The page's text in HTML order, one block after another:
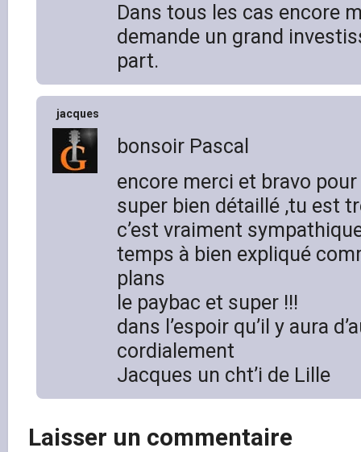
Dans tous les cas encore
demande un grand
part.
jacques
bonsoir Pascal
encore merci et bravo
super bien détaillé ,tu est
c’est vraiment
temps à bien expliqué
plans
le paybac et super !!!
dans l’espoir qu’il y aura
cordialement
Jacques un cht’i de Lille
Laisser un commentaire